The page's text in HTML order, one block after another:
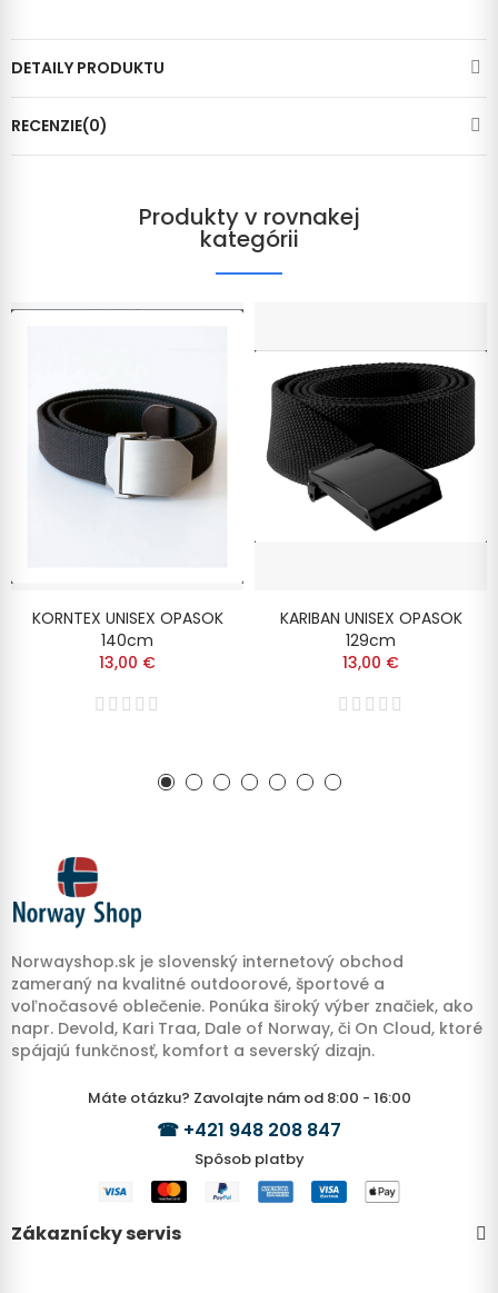
DETAILY PRODUKTU
RECENZIE(0)
Produkty v rovnakej
kategórii
KORNTEX UNISEX OPASOK
140cm
13,00 €
KARIBAN UNISEX OPASOK
129cm
13,00 €
Norwayshop.sk je slovenský internetový obchod
zameraný na kvalitné outdoorové, športové a
voľnočasové oblečenie. Ponúka široký výber značiek, ako
napr. Devold, Kari Traa, Dale of Norway, či On Cloud, ktoré
spájajú funkčnosť, komfort a severský dizajn.
Máte otázku? Zavolajte nám od 8:00 - 16:00
☎ +421 948 208 847
Spôsob platby
Zákaznícky servis